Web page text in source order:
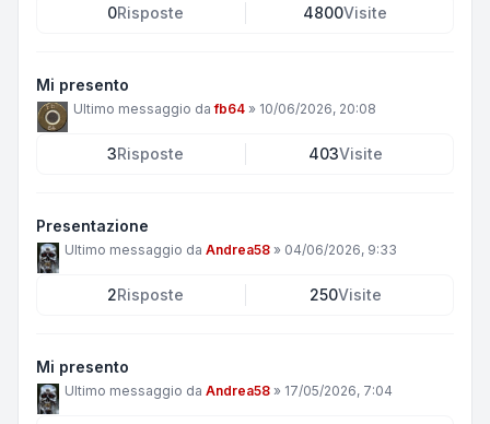
0Risposte 4800Visite
Mi presento
Ultimo messaggio dafb64 » 10/06/2026, 20:08
3Risposte 403Visite
Presentazione
Ultimo messaggio da Andrea58 » 04/06/2026, 9:33
2Risposte 250Visite
Mi presento
Ultimo messaggio da Andrea58 » 17/05/2026, 7:04